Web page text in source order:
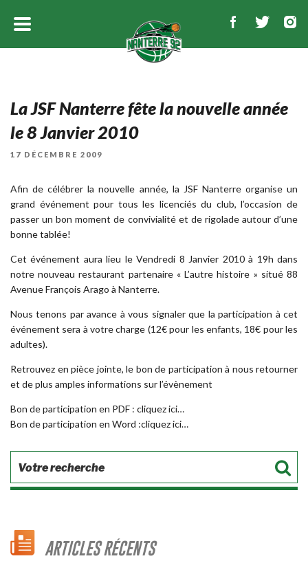
La JSF Nanterre fête la nouvelle année
le 8 Janvier 2010
PUBLIÉ
17 DÉCEMBRE 2009
Afin de célébrer la nouvelle année, la JSF Nanterre organise un
grand événement pour tous les licenciés du club, l’occasion de
passer un bon moment de convivialité et de rigolade autour d’une
bonne tablée!
Cet événement aura lieu le Vendredi 8 Janvier 2010 à 19h dans
notre nouveau restaurant partenaire « L’autre histoire » situé 88
Avenue François Arago à Nanterre.
Nous tenons par avance à vous signaler que la participation à cet
événement sera à votre charge (12€ pour les enfants, 18€ pour les
adultes).
Retrouvez en pièce jointe, le bon de participation à nous retourner
et de plus amples informations sur l’évènement
Bon de participation en PDF : cliquezici…
Bon de participation en Word :cliquezici…
ARTICLES RÉCENTS